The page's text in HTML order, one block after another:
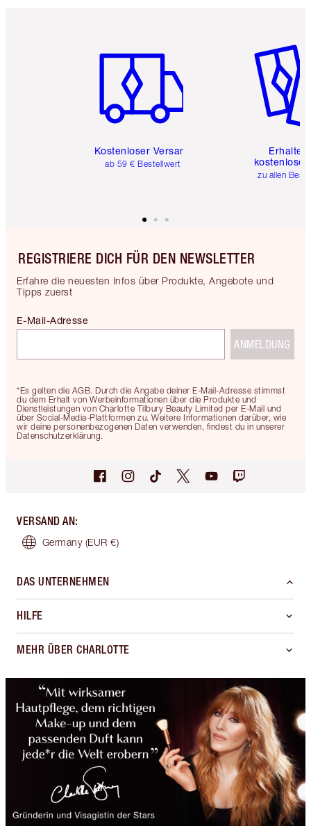
Kostenloser Versand
ab 59 € Bestellwert
Erhalte
kostenlose
zu allen
REGISTRIERE DICH FÜR DEN NEWSLETTER
Erfahre die neuesten Infos über Produkte, Angebote und
Tipps zuerst
*Es gelten die AGB. Durch die Angabe deiner E-Mail-Adresse stimmst
du dem Erhalt von Werbeinformationen über die Produkte und
Dienstleistungen von Charlotte Tilbury Beauty Limited per E-Mail und
über Social-Media-Plattformen zu. Weitere Informationen darüber, wie
wir deine personenbezogenen Daten verwenden, findest du in unserer
Datenschutzerklärung.
E-Mail-Adresse
ANMELDUNG
VERSAND AN:
Germany (EUR €)
DAS UNTERNEHMEN
HILFE
MEHR ÜBER CHARLOTTE